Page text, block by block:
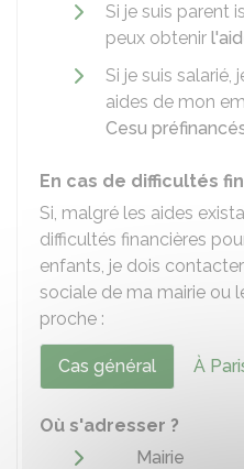
Si je suis parent
peux obtenir
Si je suis salarié,
aides de mon
Cesu
En cas de difficultés
Si, malgré les aides
difficultés financières
enfants, je dois
sociale de ma mairie ou
proche :
Cas général À
Où s'adresser ?
Mairie